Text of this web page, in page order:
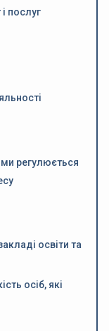
послуг
регулюється
освіти та
осіб, які